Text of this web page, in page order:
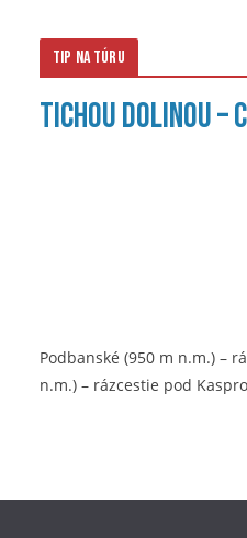
Tip na túru
Tichou dolinou
Podbanské (950 m n.m.) –
n.m.) – rázcestie pod